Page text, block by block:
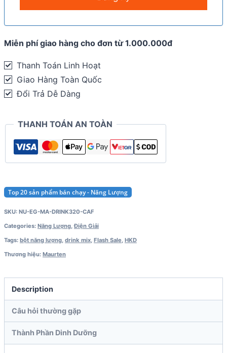
Miễn phí giao hàng cho đơn từ 1.000.000đ
Thanh Toán Linh Hoạt
Giao Hàng Toàn Quốc
Đổi Trả Dễ Dàng
THANH TOÁN AN TOÀN
Top 20 sản phẩm bán chạy - Năng Lượng
SKU: NU-EG-MA-DRINK320-CAF
Categories: Năng Lượng,Điện Giải
Tags: bột năng lượng, drink mix, Flash Sale, HKD
Thương hiệu: Maurten
Description
Câu hỏi thường gặp
Thành Phần Dinh Dưỡng